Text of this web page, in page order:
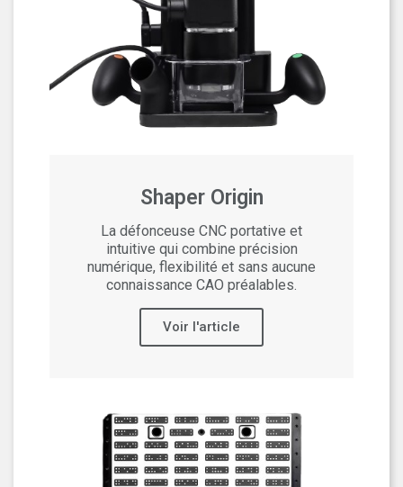
Shaper Origin
La défonceuse CNC portative et
intuitive qui combine précision
numérique, flexibilité et sans aucune
connaissance CAO préalables.
Voir l'article